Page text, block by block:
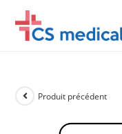
content
Produit précédent